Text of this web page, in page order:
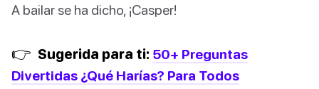
A bailar se ha dicho, ¡Casper!
👉 Sugerida para ti: 50+ Preguntas
Divertidas ¿Qué Harías? Para Todos